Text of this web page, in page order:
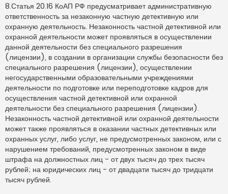
8.Статья 20.16 КоАП РФ предусматривает административную
ответственность за незаконную частную детективную или
охранную деятельность. Незаконность частной детективной или
охранной деятельности может проявляться в осуществлении
данной деятельности без специального разрешения
(лицензии), в создании в организации службы безопасности без
специального разрешения (лицензии), осуществлении
негосударственными образовательными учреждениями
деятельности по подготовке или переподготовке кадров для
осуществления частной детективной или охранной
деятельности без специального разрешения (лицензии).
Незаконность частной детективной или охранной деятельности
может также проявляться в оказании частных детективных или
охранных услуг, либо услуг, не предусмотренных законом, или с
нарушением требований, предусмотренных законом в виде
штрафа на должностных лиц - от двух тысяч до трех тысяч
рублей; на юридических лиц - от двадцати тысяч до тридцати
тысяч рублей.